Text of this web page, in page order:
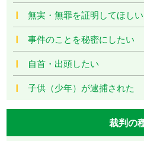
無実・無罪を証明してほしい
事件のことを秘密にしたい
自首・出頭したい
子供（少年）が逮捕された
裁判の